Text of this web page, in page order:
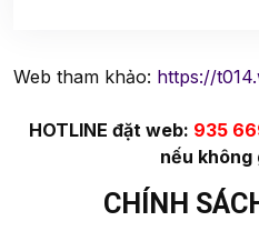
Web tham khảo: https://
HOTLINE đặt web: 935
nếu không
CHÍNH